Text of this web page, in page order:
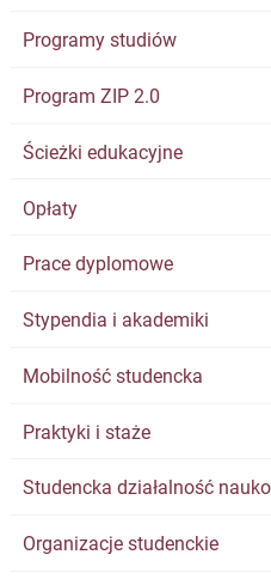
Programy studiów
Program ZIP 2.0
Ścieżki edukacyjne
Opłaty
Prace dyplomowe
Stypendia i akademiki
Mobilność studencka
Praktyki i staże
Studencka działalność
Organizacje studenckie